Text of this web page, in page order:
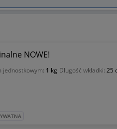
NOWE!
jednostkowym: 1 kg Długość wkładki: 25